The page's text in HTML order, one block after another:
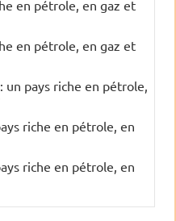
en pétrole, en gaz et
en pétrole, en gaz et
un pays riche en pétrole,
riche en pétrole, en
riche en pétrole, en